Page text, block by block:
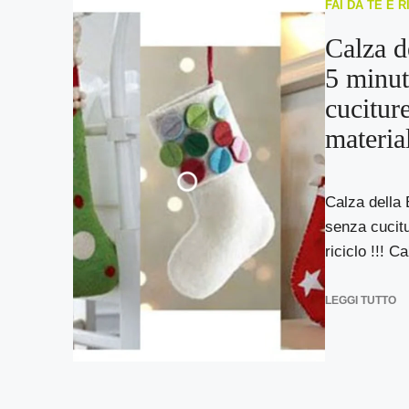
FAI DA TE E
Calza
5
Calza della
senza
riciclo !!!
LEGGI TUTTO